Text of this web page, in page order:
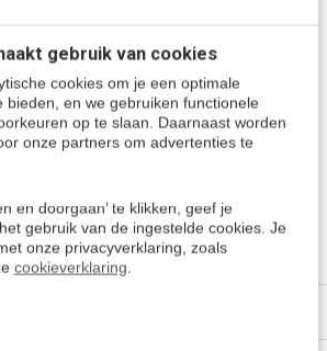
gebruik van cookies
cookies om je een optimale
bieden, en we gebruiken functionele
op te slaan. Daarnaast worden
onze partners om advertenties te
en doorgaan’ te klikken, geef je
gebruik van de ingestelde cookies. Je
onze privacyverklaring, zoals
cookieverklaring.
aan de Bugunda regio van Oeganda in
was wijlen Winston Churchill zo in de ban
dat hij het de "
Parel van Afrika
het nu ook nu nog steeds bekendstaat!
> Alle cursussen
taal